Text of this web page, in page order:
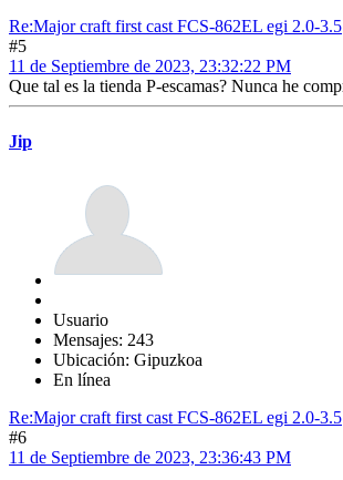
Re:Major craft first cast FCS-862EL egi 2.0-3.5
#5
11 de Septiembre de 2023, 23:32:22 PM
Que tal es la tienda P-escamas? Nunca he
Jip
Usuario
Mensajes: 243
Ubicación: Gipuzkoa
En línea
Re:Major craft first cast FCS-862EL egi 2.0-3.5
#6
11 de Septiembre de 2023, 23:36:43 PM